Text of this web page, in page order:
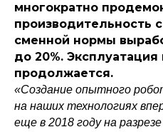
многократно
производительность
сменной нормы
до 20%. Эксплуатация
продолжается.
«Создание опытного
на наших технологиях
еще в 2018 году на